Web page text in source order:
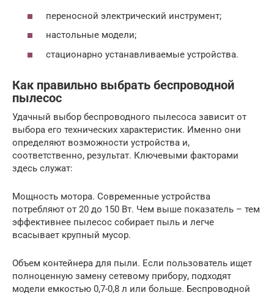
переносной электрический инструмент;
настольные модели;
стационарно устанавливаемые устройства.
Как правильно выбрать беспроводной
пылесос
Удачный выбор беспроводного пылесоса зависит от
выбора его технических характеристик. Именно они
определяют возможности устройства и,
соответственно, результат. Ключевыми факторами
здесь служат:
Мощность мотора. Современные устройства
потребляют от 20 до 150 Вт. Чем выше показатель – тем
эффективнее пылесос собирает пыль и легче
всасывает крупный мусор.
Объем контейнера для пыли. Если пользователь ищет
полноценную замену сетевому прибору, подходят
модели емкостью 0,7-0,8 л или больше. Беспроводной